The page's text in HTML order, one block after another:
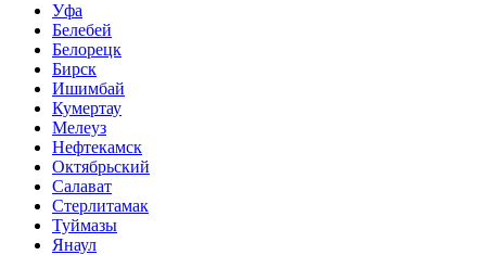
Уфа
Белебей
Белорецк
Бирск
Ишимбай
Кумертау
Мелеуз
Нефтекамск
Октябрьский
Салават
Стерлитамак
Туймазы
Янаул